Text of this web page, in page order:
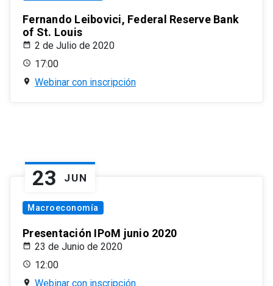
Fernando Leibovici, Federal Reserve Bank
of St. Louis
2 de Julio de 2020
17:00
Webinar con inscripción
23 JUN
Macroeconomía
Presentación IPoM junio 2020
23 de Junio de 2020
12:00
Webinar con inscripción